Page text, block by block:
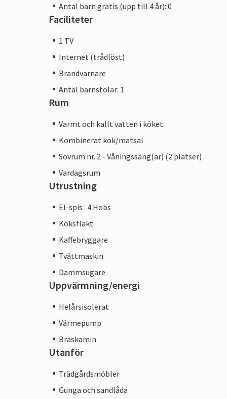
Antal barn gratis (upp till 4 år): 0
Faciliteter
1 TV
Internet (trådlöst)
Brandvarnare
Antal barnstolar: 1
Rum
Varmt och kallt vatten i köket
Kombinerat kök/matsal
Sovrum nr. 2 - Våningssäng(ar) (2 platser)
Vardagsrum
Utrustning
El-spis : 4 Hobs
Köksfläkt
Kaffebryggare
Tvättmaskin
Dammsugare
Uppvärmning/energi
Helårsisolerat
Värmepump
Braskamin
Utanför
Trädgårdsmöbler
Gunga och sandlåda